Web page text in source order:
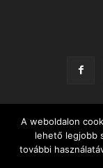
A weboldalon
lehető legjobb
további